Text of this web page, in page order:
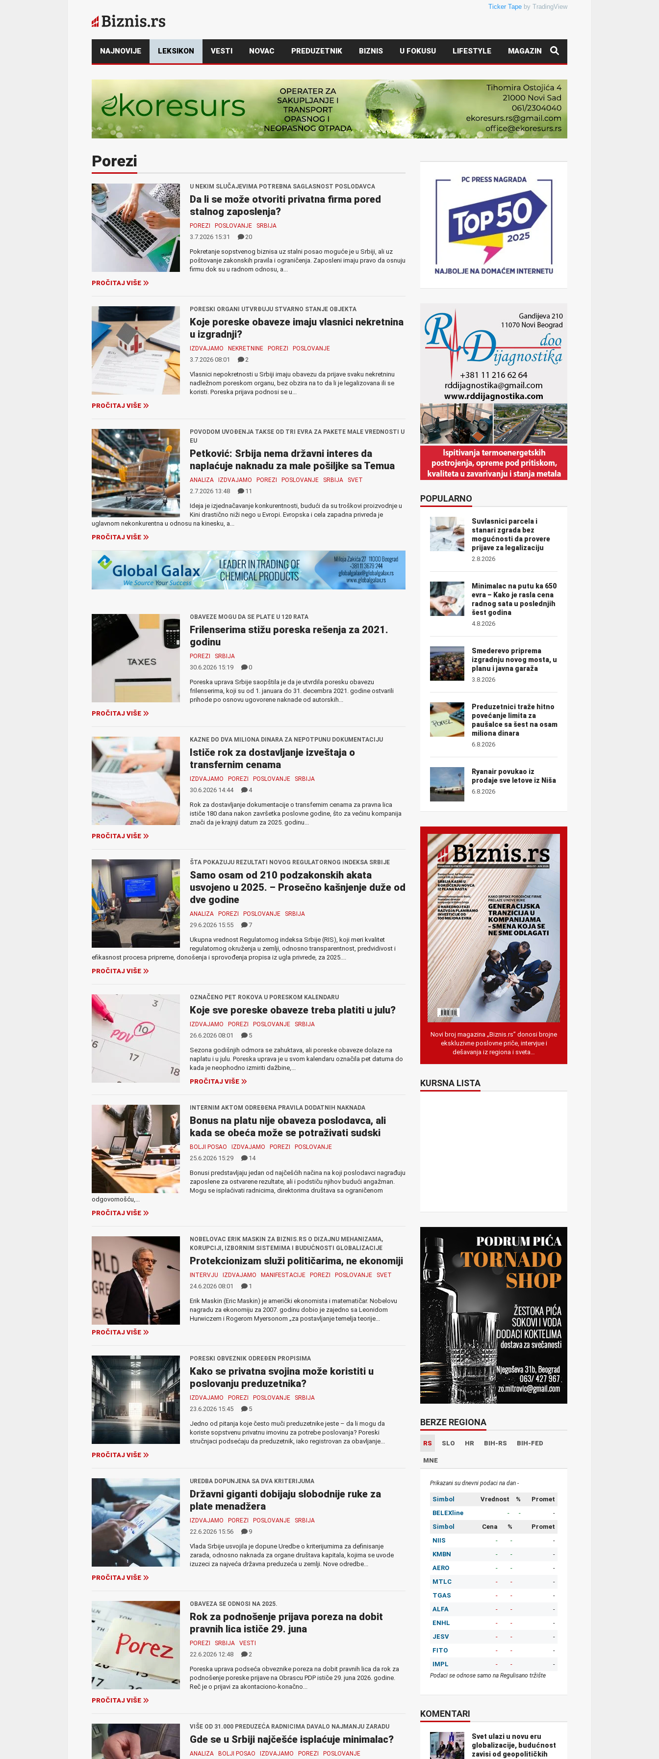
Ticker Tape by TradingView
NAJNOVIJE LEKSIKON VESTI NOVAC PREDUZETNIK BIZNIS U FOKUSU LIFESTYLE MAGAZIN
Porezi
U NEKIM SLUČAJEVIMA POTREBNA SAGLASNOST POSLODAVCA
Da li se može otvoriti privatna firma pored
stalnog zaposlenja?
POREZI POSLOVANJE SRBIJA
3.7.2026 15:31
20
Pokretanje sopstvenog biznisa uz stalni posao moguće je u Srbiji, ali uz
poštovanje zakonskih pravila i ograničenja. Zaposleni imaju pravo da osnuju
firmu dok su u radnom odnosu, a...
PROČITAJ VIŠE
PORESKI ORGANI UTVRĐUJU STVARNO STANJE OBJEKTA
Koje poreske obaveze imaju vlasnici nekretnina
u izgradnji?
IZDVAJAMO NEKRETNINE POREZI POSLOVANJE
3.7.2026 08:01
2
Vlasnici nepokretnosti u Srbiji imaju obavezu da prijave svaku nekretninu
nadležnom poreskom organu, bez obzira na to da li je legalizovana ili se
koristi. Poreska prijava podnosi se u...
PROČITAJ VIŠE
POVODOM UVOĐENJA TAKSE OD TRI EVRA ZA PAKETE MALE VREDNOSTI U
EU
Petković: Srbija nema državni interes da
naplaćuje naknadu za male pošiljke sa Temua
ANALIZA IZDVAJAMO POREZI POSLOVANJE SRBIJA SVET
2.7.2026 13:48
11
Ideja je izjednačavanje konkurentnosti, budući da su troškovi proizvodnje u
Kini drastično niži nego u Evropi. Evropska i cela zapadna privreda je
uglavnom nekonkurentna u odnosu na kinesku, a...
PROČITAJ VIŠE
OBAVEZE MOGU DA SE PLATE U 120 RATA
Frilenserima stižu poreska rešenja za 2021.
godinu
POREZI SRBIJA
30.6.2026 15:19
0
Poreska uprava Srbije saopštila je da je utvrdila poresku obavezu
frilenserima, koji su od 1. januara do 31. decembra 2021. godine ostvarili
prihode po osnovu ugovorene naknade od autorskih...
PROČITAJ VIŠE
KAZNE DO DVA MILIONA DINARA ZA NEPOTPUNU DOKUMENTACIJU
Ističe rok za dostavljanje izveštaja o
transfernim cenama
IZDVAJAMO POREZI POSLOVANJE SRBIJA
30.6.2026 14:44
4
Rok za dostavljanje dokumentacije o transfernim cenama za pravna lica
ističe 180 dana nakon završetka poslovne godine, što za većinu kompanija
znači da je krajnji datum za 2025. godinu...
PROČITAJ VIŠE
ŠTA POKAZUJU REZULTATI NOVOG REGULATORNOG INDEKSA SRBIJE
Samo osam od 210 podzakonskih akata
usvojeno u 2025. – Prosečno kašnjenje duže od
dve godine
ANALIZA POREZI POSLOVANJE SRBIJA
29.6.2026 15:55
7
Ukupna vrednost Regulatornog indeksa Srbije (RIS), koji meri kvalitet
regulatornog okruženja u zemlji, odnosno transparentnost, predvidivost i
efikasnost procesa pripreme, donošenja i sprovođenja propisa iz ugla privrede, za 2025....
PROČITAJ VIŠE
OZNAČENO PET ROKOVA U PORESKOM KALENDARU
Koje sve poreske obaveze treba platiti u julu?
IZDVAJAMO POREZI POSLOVANJE SRBIJA
26.6.2026 08:01
5
Sezona godišnjih odmora se zahuktava, ali poreske obaveze dolaze na
naplatu i u julu. Poreska uprava je u svom kalendaru označila pet datuma do
kada je neophodno izmiriti dažbine,...
PROČITAJ VIŠE
INTERNIM AKTOM ODREĐENA PRAVILA DODATNIH NAKNADA
Bonus na platu nije obaveza poslodavca, ali
kada se obeća može se potraživati sudski
BOLJI POSAO IZDVAJAMO POREZI POSLOVANJE
25.6.2026 15:29
14
Bonusi predstavljaju jedan od najčešćih načina na koji poslodavci nagrađuju
zaposlene za ostvarene rezultate, ali i podstiču njihov budući angažman.
Mogu se isplaćivati radnicima, direktorima društava sa ograničenom
odgovornošću,...
PROČITAJ VIŠE
NOBELOVAC ERIK MASKIN ZA BIZNIS.RS O DIZAJNU MEHANIZAMA,
KORUPCIJI, IZBORNIM SISTEMIMA I BUDUĆNOSTI GLOBALIZACIJE
Protekcionizam služi političarima, ne ekonomiji
INTERVJU IZDVAJAMO MANIFESTACIJE POREZI POSLOVANJE SVET
24.6.2026 08:01
1
Erik Maskin (Eric Maskin) je američki ekonomista i matematičar. Nobelovu
nagradu za ekonomiju za 2007. godinu dobio je zajedno sa Leonidom
Hurwiczem i Rogerom Myersonom „za postavljanje temelja teorije...
PROČITAJ VIŠE
PORESKI OBVEZNIK ODREĐEN PROPISIMA
Kako se privatna svojina može koristiti u
poslovanju preduzetnika?
IZDVAJAMO POREZI POSLOVANJE SRBIJA
23.6.2026 15:45
5
Jedno od pitanja koje često muči preduzetnike jeste – da li mogu da
koriste sopstvenu privatnu imovinu za potrebe poslovanja? Poreski
stručnjaci podsećaju da preduzetnik, iako registrovan za obavljanje...
PROČITAJ VIŠE
UREDBA DOPUNJENA SA DVA KRITERIJUMA
Državni giganti dobijaju slobodnije ruke za
plate menadžera
IZDVAJAMO POREZI POSLOVANJE SRBIJA
22.6.2026 15:56
9
Vlada Srbije usvojila je dopune Uredbe o kriterijumima za definisanje
zarada, odnosno naknada za organe društava kapitala, kojima se uvode
izuzeci za najveća državna preduzeća u zemlji. Nove odredbe...
PROČITAJ VIŠE
OBAVEZA SE ODNOSI NA 2025.
Rok za podnošenje prijava poreza na dobit
pravnih lica ističe 29. juna
POREZI SRBIJA VESTI
22.6.2026 12:48
2
Poreska uprava podseća obveznike poreza na dobit pravnih lica da rok za
podnošenje poreske prijave na Obrascu PDP ističe 29. juna 2026. godine.
Reč je o prijavi za akontaciono-konačno...
PROČITAJ VIŠE
VIŠE OD 31.000 PREDUZEĆA RADNICIMA DAVALO NAJMANJU ZARADU
Gde se u Srbiji najčešće isplaćuje minimalac?
ANALIZA BOLJI POSAO IZDVAJAMO POREZI POSLOVANJE
POPULARNO
Suvlasnici parcela i
stanari zgrada bez
mogućnosti da provere
prijave za legalizaciju
2.8.2026
Minimalac na putu ka 650
evra – Kako je rasla cena
radnog sata u poslednjih
šest godina
4.8.2026
Smederevo priprema
izgradnju novog mosta, u
planu i javna garaža
3.8.2026
Preduzetnici traže hitno
povećanje limita za
paušalce sa šest na osam
miliona dinara
6.8.2026
Ryanair povukao iz
prodaje sve letove iz Niša
6.8.2026
Novi broj magazina „Biznis.rs” donosi brojne
ekskluzivne poslovne priče, intervjue i
dešavanja iz regiona i sveta…
KURSNA LISTA
BERZE REGIONA
RS SLO HR BIH-RS BIH-FED
MNE
Prikazani su dnevni podaci na dan -
Simbol Vrednost %
Promet
BELEXline
- -
-
Simbol
Cena %
Promet
NIIS
- -
-
KMBN
- -
-
AERO
- -
-
MTLC
- -
-
TGAS
- -
-
ALFA
- -
-
ENHL
- -
-
JESV
- -
-
FITO
- -
-
IMPL
- - -
Podaci se odnose samo na Regulisano tržište
KOMENTARI
Svet ulazi u novu eru
globalizacije, budućnost
zavisi od geopolitičkih